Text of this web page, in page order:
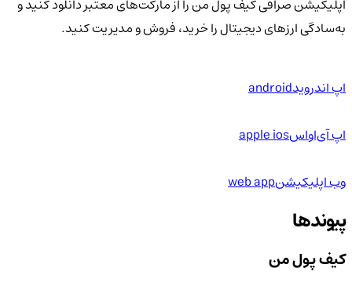
اپلیکیشن صرافی کیف پول من را از مارکت‌های معتبر دانلود کنید و
به‌سادگی ارزهای دیجیتال را خرید، فروش و مدیریت کنید.
اپ اندرویدandroid
اپ آی‌او‌اسapple ios
وب اپلیکیشنweb app
پیوندها
کیف پول من